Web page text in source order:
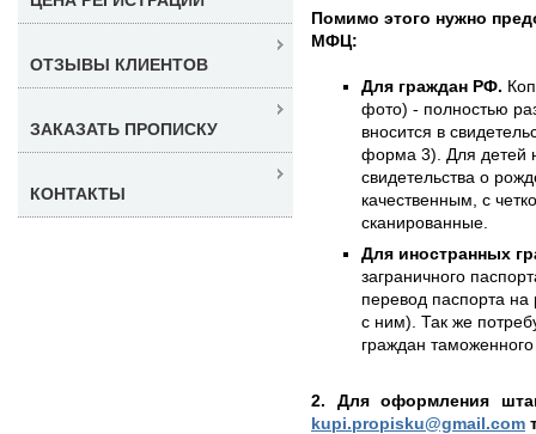
Помимо этого нужно
МФЦ:
Для граждан РФ.
фото) - полностью
вносится в
форма 3). Для детей
свидетельства о
качественным, с
сканированные.
Для иностранных
заграничного
перевод паспорта на
с ним). Так же
граждан
2. Для оформления
kupi.propisku@gmail.com
ОТЗЫВЫ КЛИЕНТОВ
ЗАКАЗАТЬ ПРОПИСКУ
КОНТАКТЫ